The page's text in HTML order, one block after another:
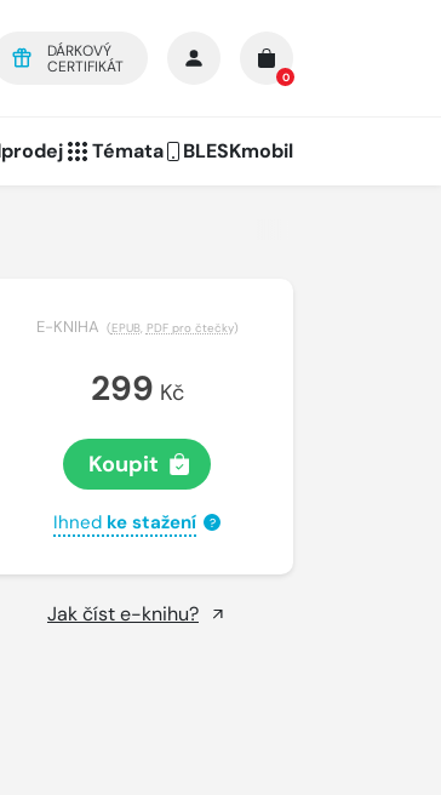
DÁRKOVÝ
CERTIFIKÁT
0
Témata BLESKmobil
E-KNIHA (EPUB, PDF pro čtečky)
299 Kč
Koupit
Ihned ke stažení ?
Jak číst e-knihu?